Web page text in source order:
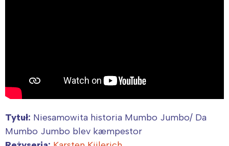
Tytuł: Niesamowita historia Mumbo Jumbo/ Da
Mumbo Jumbo blev kæmpestor